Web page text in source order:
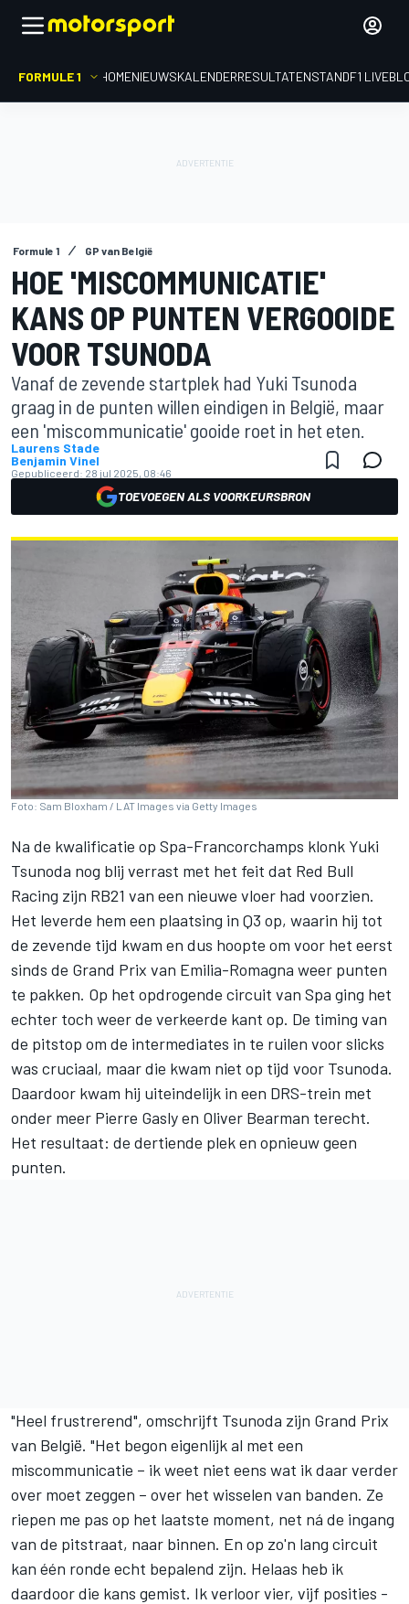
FORMULE 1 HOMENIEUWSKALENDERRESULTATENSTANDF1
Formule 1 GP van België
HOE 'MISCOMMUNICATIE'
KANS OP PUNTEN VERGOOIDE
VOOR TSUNODA
Vanaf de zevende startplek had Yuki Tsunoda
graag in de punten willen eindigen in België, maar
een 'miscommunicatie' gooide roet in het eten.
Laurens Stade
Benjamin Vinel
Gepubliceerd: 28 jul 2025, 08:46
TOEVOEGEN ALS VOORKEURSBRON
Foto: Sam Bloxham / LAT Images via Getty Images
Na de kwalificatie op Spa-Francorchamps klonk Yuki
Tsunoda nog blij verrast met het feit dat Red Bull
Racing zijn RB21 van een nieuwe vloer had voorzien.
Het leverde hem een plaatsing in Q3 op, waarin hij tot
de zevende tijd kwam en dus hoopte om voor het eerst
sinds de Grand Prix van Emilia-Romagna weer punten
te pakken. Op het opdrogende circuit van Spa ging het
echter toch weer de verkeerde kant op. De timing van
de pitstop om de intermediates in te ruilen voor slicks
was cruciaal, maar die kwam niet op tijd voor Tsunoda.
Daardoor kwam hij uiteindelijk in een DRS-trein met
onder meer Pierre Gaslyen Oliver Bearman terecht.
Het resultaat: de dertiende plek en opnieuw geen
punten.
"Heel frustrerend", omschrijft Tsunoda zijn Grand Prix
van België. "Het begon eigenlijk al met een
miscommunicatie – ik weet niet eens wat ik daar verder
over moet zeggen – over het wisselen van banden. Ze
riepen me pas op het laatste moment, net ná de ingang
van de pitstraat, naar binnen. En op zo'n lang circuit
kan één ronde echt bepalend zijn. Helaas heb ik
daardoor die kans gemist. Ik verloor vier, vijf posities -